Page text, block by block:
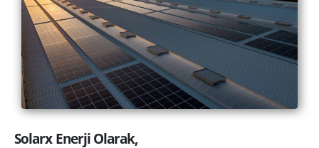
Solarx Enerji Olarak,